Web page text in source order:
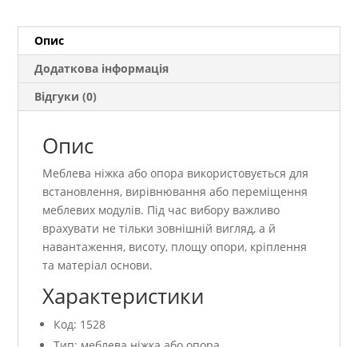
Опис
Додаткова інформація
Відгуки (0)
Опис
Меблева ніжка або опора використовується для
встановлення, вирівнювання або переміщення
меблевих модулів. Під час вибору важливо
врахувати не тільки зовнішній вигляд, а й
навантаження, висоту, площу опори, кріплення
та матеріал основи.
Характеристики
Код: 1528